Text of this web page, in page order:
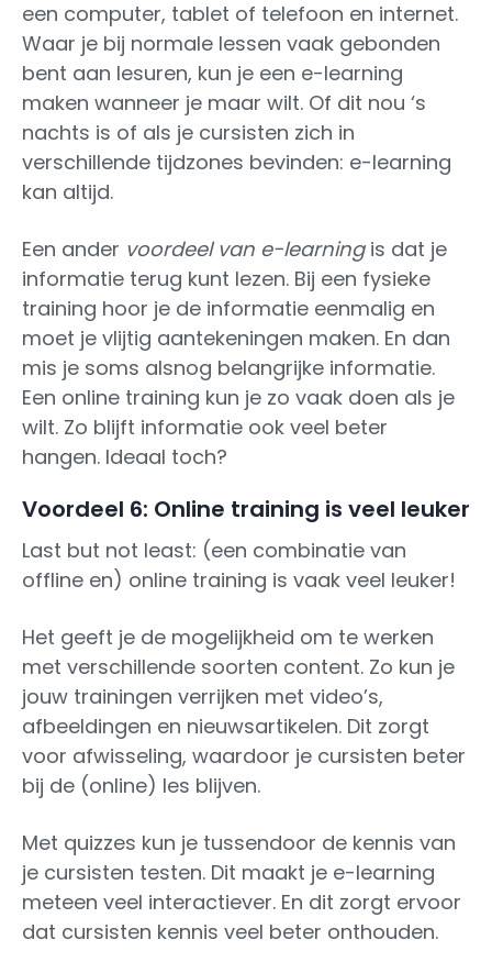
een computer, tablet of telefoon en internet.
Waar je bij normale lessen vaak gebonden
bent aan lesuren, kun je een e-learning
maken wanneer je maar wilt. Of dit nou ‘s
nachts is of als je cursisten zich in
verschillende tijdzones bevinden: e-learning
kan altijd.
Een ander voordeel van e-learningis dat je
informatie terug kunt lezen. Bij een fysieke
training hoor je de informatie eenmalig en
moet je vlijtig aantekeningen maken. En dan
mis je soms alsnog belangrijke informatie.
Een online training kun je zo vaak doen als je
wilt. Zo blijft informatie ook veel beter
hangen. Ideaal toch?
Voordeel 6: Online training is veel leuker
Last but not least: (een combinatie van
offline en) online training is vaak veel leuker!
Het geeft je de mogelijkheid om te werken
met verschillende soorten content. Zo kun je
jouw trainingen verrijken met video’s,
afbeeldingen en nieuwsartikelen. Dit zorgt
voor afwisseling, waardoor je cursisten beter
bij de (online) les blijven.
Met quizzes kun je tussendoor de kennis van
je cursisten testen. Dit maakt je e-learning
meteen veel interactiever. En dit zorgt ervoor
dat cursisten kennis veel beter onthouden.